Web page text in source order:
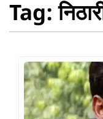
Tag: